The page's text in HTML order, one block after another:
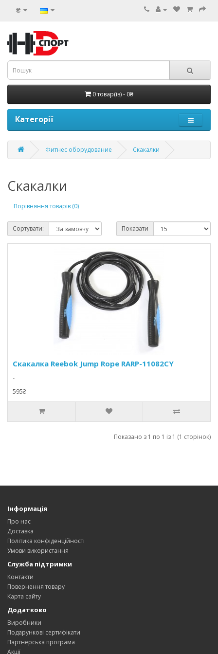
₴
0 товар(ів) - 0₴
Категорії
Фитнес оборудование Скакалки
Скакалки
Порівняння товарів (0)
Сортувати: Показати
Скакалка Reebok Jump Rope RARP-11082CY
..
595₴
Показано з 1 по 1 із 1 (1 сторінок)
Інформація
Про нас
Доставка
Політика конфіденційності
Умови використання
Служба підтримки
Контакти
Повернення товару
Карта сайту
Додатково
Виробники
Подарункові сертифікати
Партнерська програма
Акції